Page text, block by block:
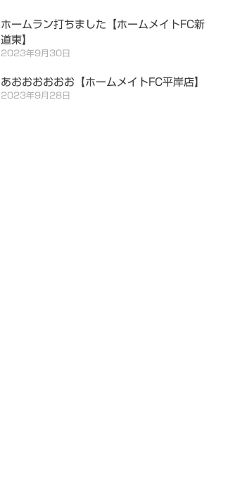
ホームラン打ちました【ホームメイトFC新
道東】
2023年9月30日
あおおおおおお【ホームメイトFC平岸店】
2023年9月28日